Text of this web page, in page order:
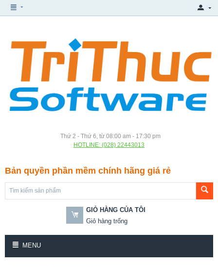
Thứ 2 - Thứ 6, từ 08:00 am - 17:30 pm
HOTLINE: (028) 22443013
Bản quyền phần mềm chính hãng giá rẻ
GIỎ HÀNG CỦA TÔI
Giỏ hàng trống
MENU